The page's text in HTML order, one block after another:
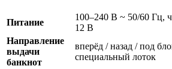
Питание
100–240 В ~ 50/60 Гц,
12 В
Направление
выдачи
банкнот
вперёд / назад / под
специальный лоток